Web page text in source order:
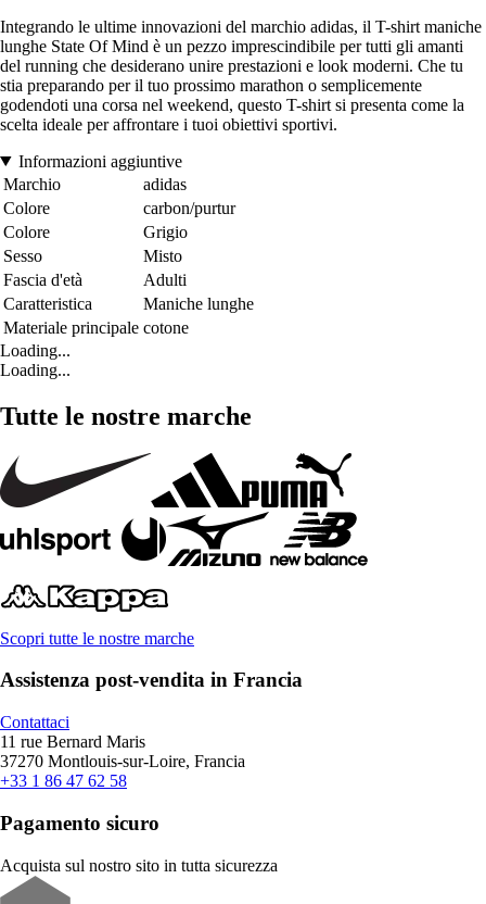
Integrando le ultime innovazioni del marchio adidas, il T-shirt maniche
lunghe State Of Mind è un pezzo imprescindibile per tutti gli amanti
del running che desiderano unire prestazioni e look moderni. Che tu
stia preparando per il tuo prossimo marathon o semplicemente
godendoti una corsa nel weekend, questo T-shirt si presenta come la
scelta ideale per affrontare i tuoi obiettivi sportivi.
Informazioni aggiuntive
Marchio
adidas
Colore
carbon/purtur
Colore
Grigio
Sesso
Misto
Fascia d'età
Adulti
Caratteristica
Maniche lunghe
Materiale principale cotone
Loading...
Loading...
Tutte le nostre marche
Scopri tutte le nostre marche
Assistenza post-vendita in Francia
Contattaci
11 rue Bernard Maris
37270 Montlouis-sur-Loire, Francia
+33 1 86 47 62 58
Pagamento sicuro
Acquista sul nostro sito in tutta sicurezza